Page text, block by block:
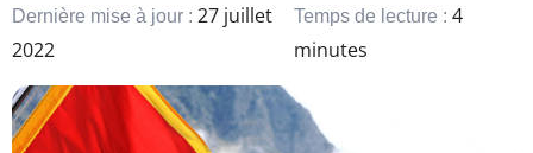
Dernière mise à jour : 27 juillet
2022
Temps de lecture :4
minutes